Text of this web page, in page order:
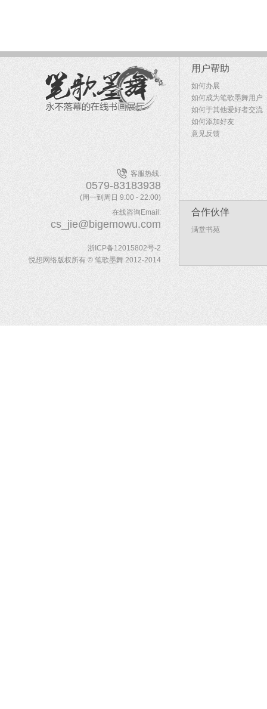
客服热线:
0579-83183938
(周一到周日 9:00 - 22:00)
在线咨询Email:
cs_jie@bigemowu.com
浙ICP备12015802号-2
悦想网络版权所有 © 笔歌墨舞 2012-2014
用户帮助
如何办展
如何成为笔歌墨舞用户
如何于其他爱好者交流
如何添加好友
意见反馈
合作伙伴
满堂书苑